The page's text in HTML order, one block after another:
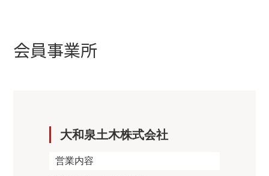
会員事業所
大和泉土木株式会社
営業内容